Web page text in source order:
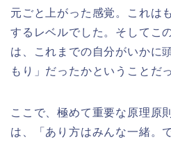
元ごと上がった感覚。これは
するレベルでした。そしてこ
は、これまでの自分がいかに
もり」だったかということだ
ここで、極めて重要な原理原
は、「あり方はみんな一緒。